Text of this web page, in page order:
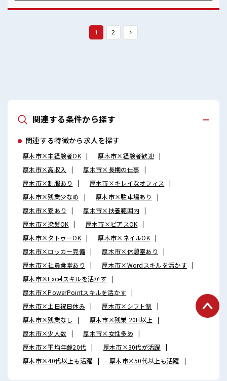
事に集中♪
1 2 >
関連する条件から探す
関連する特徴から求人を探す
厚木市×未経験者OK
厚木市×経験者歓迎
厚木市×高収入
厚木市×長期の仕事
厚木市×制服あり
厚木市×キレイなオフィス
厚木市×残業少なめ
厚木市×駐車場あり
厚木市×寮あり
厚木市×扶養範囲内
厚木市×染髪OK
厚木市×ピアスOK
厚木市×タトゥーOK
厚木市×ネイルOK
厚木市×ロッカー完備
厚木市×休憩室あり
厚木市×社員食堂あり
厚木市×Wordスキルを活かす
厚木市×Excelスキルを活かす
厚木市×PowerPointスキルを活かす
厚木市×土日祝日休み
厚木市×シフト制
厚木市×残業なし
厚木市×残業 20H以上
厚木市×少人数
厚木市×女性多め
厚木市×平均年齢20代
厚木市×30代が活躍
厚木市×40代以上も活躍
厚木市×50代以上も活躍